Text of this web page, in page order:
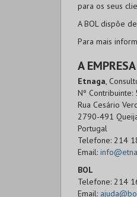
para os seus
ABOLdispõe de
Para mais
A EMPRESA
Etnaga,
Nº
Rua Cesário
2790-491
Portugal
Telefone: 214
Email:
BOL
Telefone: 214
Email: